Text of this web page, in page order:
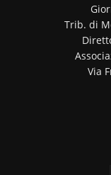
Trib. di
Via